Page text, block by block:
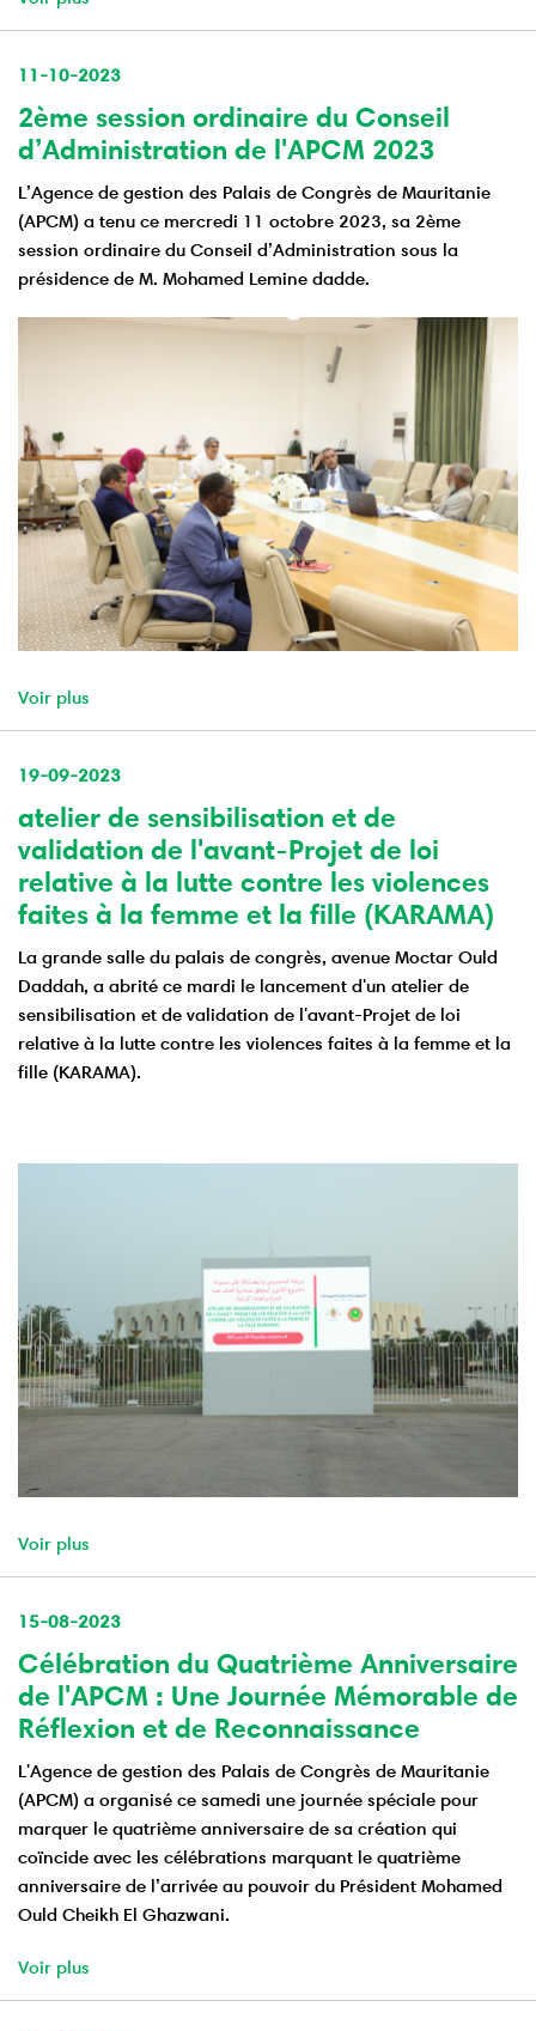
11-10-2023
2ème session ordinaire du Conseil
d’Administration de l'APCM 2023
L’Agence de gestion des Palais de Congrès de Mauritanie
(APCM) a tenu ce mercredi 11 octobre 2023, sa 2ème
session ordinaire du Conseil d’Administration sous la
présidence de M. Mohamed Lemine dadde.
Voir plus
19-09-2023
atelier de sensibilisation et de
validation de l'avant-Projet de loi
relative à la lutte contre les violences
faites à la femme et la fille (KARAMA)
La grande salle du palais de congrès, avenue Moctar Ould
Daddah, a abrité ce mardi le lancement d'un atelier de
sensibilisation et de validation de l'avant-Projet de loi
relative à la lutte contre les violences faites à la femme et la
fille (KARAMA).
Voir plus
15-08-2023
Célébration du Quatrième Anniversaire
de l'APCM : Une Journée Mémorable de
Réflexion et de Reconnaissance
L'Agence de gestion des Palais de Congrès de Mauritanie
(APCM) a organisé ce samedi une journée spéciale pour
marquer le quatrième anniversaire de sa création qui
coïncide avec les célébrations marquant le quatrième
anniversaire de l’arrivée au pouvoir du Président Mohamed
Ould Cheikh El Ghazwani.
Voir plus